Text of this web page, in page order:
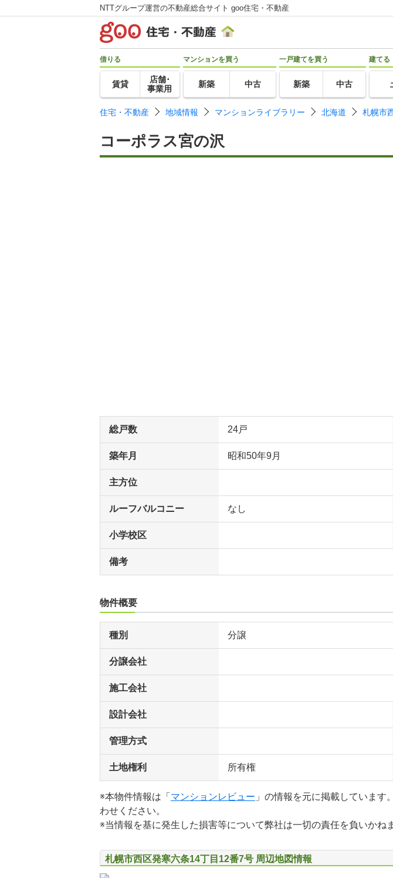
NTTグループ運営の不動産総合サイト goo住宅・不動産
借りる
賃貸
店舗･
事業用
マンションを買う
新築 中古
一戸建てを買う
新築 中古
建てる
住宅・不動産 地域情報 マンションライブラリー 北海道 札幌市
コーポラス宮の沢
総戸数 24戸
築年月 昭和50年9月
主方位
ルーフバルコニー なし
小学校区
備考
物件概要
種別 分譲
分譲会社
施工会社
設計会社
管理方式
土地権利 所有権
※本物件情報は「 マンションレビュー 」の情報を元に掲載していま
わせください。
※当情報を基に発生した損害等について弊社は一切の責任を負いかね
札幌市西区発寒六条14丁目12番7号 周辺地図情報